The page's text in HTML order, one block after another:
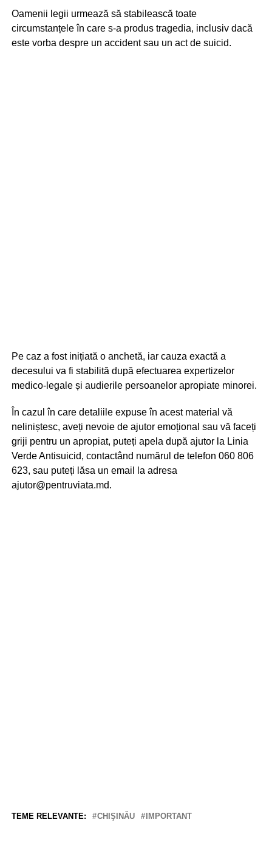
Oamenii legii urmează să stabilească toate
circumstanțele în care s-a produs tragedia, inclusiv dacă
este vorba despre un accident sau un act de suicid.
Pe caz a fost inițiată o anchetă, iar cauza exactă a
decesului va fi stabilită după efectuarea expertizelor
medico-legale și audierile persoanelor apropiate minorei.
În cazul în care detaliile expuse în acest material vă
neliniștesc, aveți nevoie de ajutor emoțional sau vă faceți
griji pentru un apropiat, puteți apela după ajutor la Linia
Verde Antisuicid, contactând numărul de telefon 060 806
623, sau puteți lăsa un email la adresa
ajutor@pentruviata.md.
TEME RELEVANTE: CHIŞINĂU IMPORTANT